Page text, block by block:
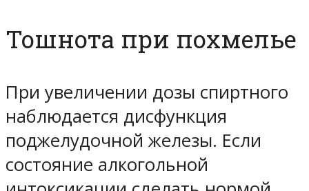
Тошнота при похмелье
При увеличении дозы спиртного
наблюдается дисфункция
поджелудочной железы. Если
состояние алкогольной